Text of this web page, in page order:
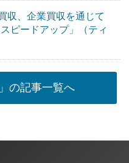
収、企業買収を通じて
ピードアップ」（ティ
の記事一覧へ